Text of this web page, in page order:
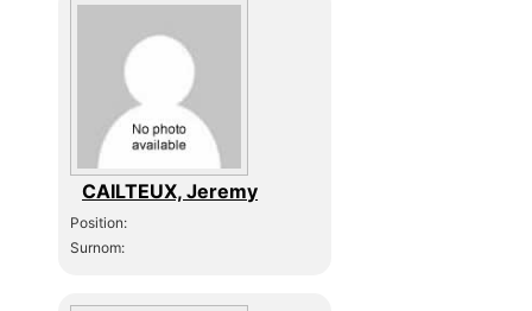
CAILTEUX, Jeremy
Position:
Surnom: